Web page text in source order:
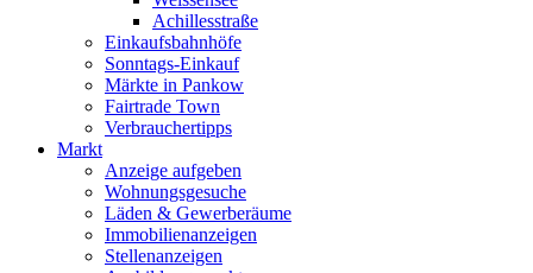
Achillesstraße
Einkaufsbahnhöfe
Sonntags-Einkauf
Märkte in Pankow
Fairtrade Town
Verbrauchertipps
Markt
Anzeige aufgeben
Wohnungsgesuche
Läden & Gewerberäume
Immobilienanzeigen
Stellenanzeigen